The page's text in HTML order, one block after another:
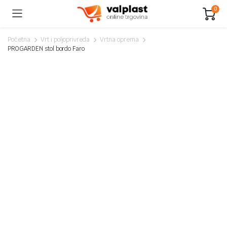
0
Početna Vrt i poljoprivreda
Vrtna oprema
PROGARDEN stol bordo Faro